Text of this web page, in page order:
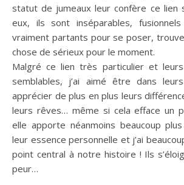
statut de jumeaux leur confère ce lien
eux, ils sont inséparables,
vraiment partants pour se poser,
chose de sérieux pour le moment.
Malgré ce lien très particulier et
semblables, j’ai aimé être dans
apprécier de plus en plus leurs
leurs rêves… même si cela efface un
elle apporte néanmoins beaucoup
leur essence personnelle et j’ai
point central à notre histoire ! Ils
peur…